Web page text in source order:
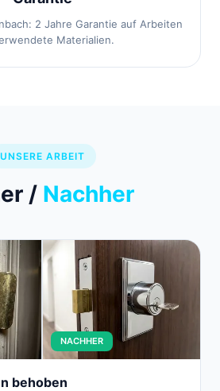
2 Jahre Garantie auf Arbeiten
Materialien.
UNSERE ARBEIT
/ Nachher
NACHHER
behoben